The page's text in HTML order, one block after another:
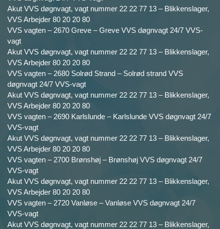
Akut VVS døgnvagt, vagt nummer 22 22 77 13 – Blikkenslager,
VVS Arbejder 80 20 20 80
VVS vagten – 2670 Greve – Greve VVS døgnvagt 24/7 VVS-
vagt
Akut VVS døgnvagt, vagt nummer 22 22 77 13 – Blikkenslager,
VVS Arbejder 80 20 20 80
VVS vagten – 2680 Solrød Strand – Solrød strand VVS
døgnvagt 24/7 VVS-vagt
Akut VVS døgnvagt, vagt nummer 22 22 77 13 – Blikkenslager,
VVS Arbejder 80 20 20 80
VVS vagten – 2690 Karlslunde – Karlslunde VVS døgnvagt 24/7
VVS-vagt
Akut VVS døgnvagt, vagt nummer 22 22 77 13 – Blikkenslager,
VVS Arbejder 80 20 20 80
VVS vagten – 2700 Brønshøj – Brønshøj VVS døgnvagt 24/7
VVS-vagt
Akut VVS døgnvagt, vagt nummer 22 22 77 13 – Blikkenslager,
VVS Arbejder 80 20 20 80
VVS vagten – 2720 Vanløse – Vanløse VVS døgnvagt 24/7
VVS-vagt
Akut VVS døgnvagt, vagt nummer 22 22 77 13 – Blikkenslager,